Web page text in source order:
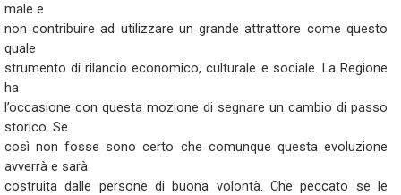
male e
non contribuire ad utilizzare un grande attrattore come questo
quale
strumento di rilancio economico, culturale e sociale. La Regione
ha
l’occasione con questa mozione di segnare un cambio di passo
storico. Se
così non fosse sono certo che comunque questa evoluzione
avverrà e sarà
costruita dalle persone di buona volontà. Che peccato se le